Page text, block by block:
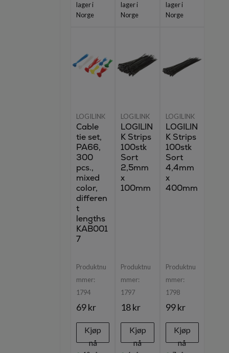
lager i
Norge
lager i
Norge
lager i
Norge
LOGILINK
Cable
tie set,
PA66,
300
pcs.,
mixed
color,
differen
t
lengths
KAB001
7
Produktnu
mmer:
1794
69 kr
Kjøp
nå
LOGILINK
LOGILIN
K Strips
100stk
Sort
2,5mm
x
100mm
Produktnu
mmer:
1797
18 kr
Kjøp
nå
LOGILINK
LOGILIN
K Strips
100stk
Sort
4,4mm
x
400mm
Produktnu
mmer:
1798
99 kr
Kjøp
nå